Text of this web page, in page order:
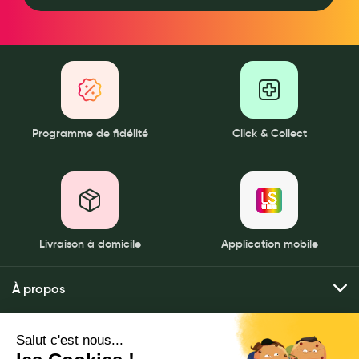
Anti acariens, anti gale, anti tiques, insectifuges
Vétérinaire
Ronflement
Protections auditives
Programme de fidélité Click & Collect
Livraison à domicile Application mobile
À propos
Qui sommes-nous ?
Nos pharmacies
Mes services